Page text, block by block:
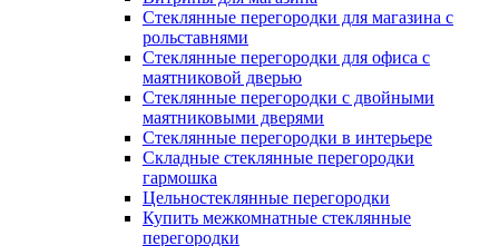
Стеклянные перегородки для магазина с
рольставнями
Стеклянные перегородки для офиса с
маятниковой дверью
Стеклянные перегородки с двойными
маятниковыми дверями
Стеклянные перегородки в интерьере
Складные стеклянные перегородки
гармошка
Цельностеклянные перегородки
Купить межкомнатные стеклянные
перегородки